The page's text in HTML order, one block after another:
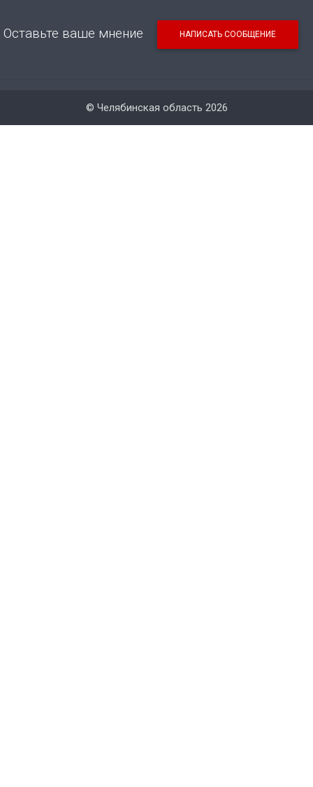
Оставьте ваше мнение НАПИСАТЬ СООБЩЕНИЕ
© Челябинская область 2026